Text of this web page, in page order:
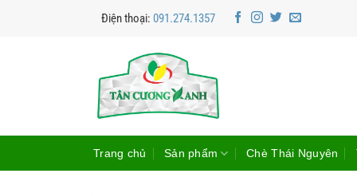
Điện thoại: 091.274.1357
Trang chủ Sản phẩm Chè Thái Nguyên